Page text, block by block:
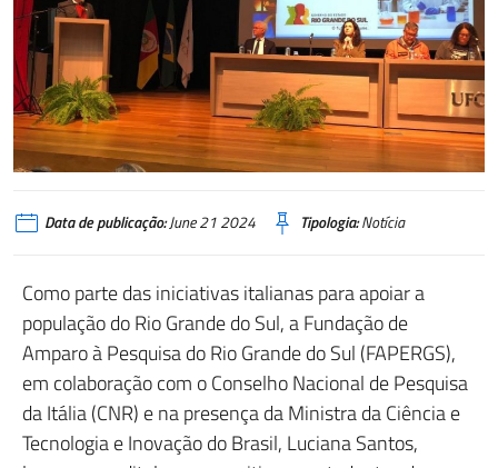
Data de publicação:June 21 2024 Tipologia:Notícia
Como parte das iniciativas italianas para apoiar a
população do Rio Grande do Sul, a Fundação de
Amparo à Pesquisa do Rio Grande do Sul (FAPERGS),
em colaboração com o Conselho Nacional de Pesquisa
da Itália (CNR) e na presença da Ministra da Ciência e
Tecnologia e Inovação do Brasil, Luciana Santos,